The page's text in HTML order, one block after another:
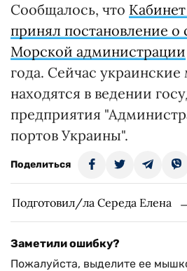
Сообщалось, что
принял постановление о
Морской администрации
года. Сейчас
находятся в ведении
предприятия
портов Украины".
Поделиться
Подготовил/ла Середа Елена
Заметили ошибку?
Пожалуйста, выделите ее